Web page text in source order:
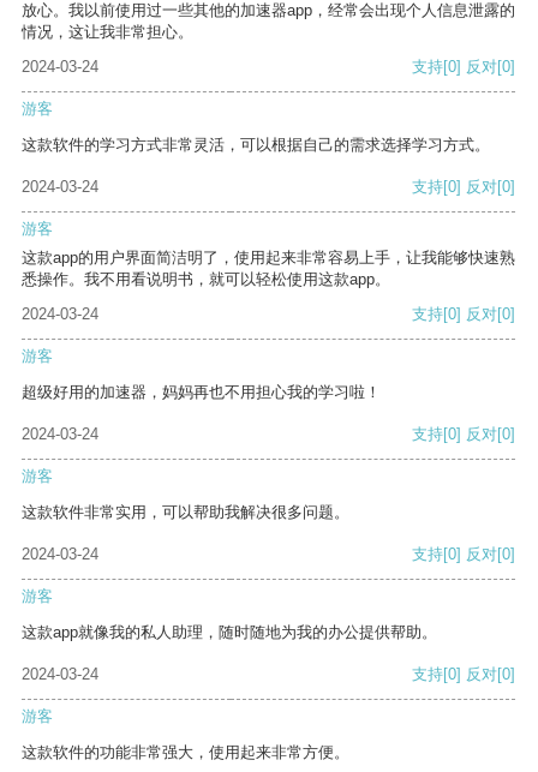
放心。我以前使用过一些其他的加速器app，经常会出现个人信息泄露的
情况，这让我非常担心。
2024-03-24
支持[0] 反对[0]
游客
这款软件的学习方式非常灵活，可以根据自己的需求选择学习方式。
2024-03-24 支持[0] 反对[0]
游客
这款app的用户界面简洁明了，使用起来非常容易上手，让我能够快速熟
悉操作。我不用看说明书，就可以轻松使用这款app。
2024-03-24
支持[0] 反对[0]
游客
超级好用的加速器，妈妈再也不用担心我的学习啦！
2024-03-24 支持[0] 反对[0]
游客
这款软件非常实用，可以帮助我解决很多问题。
2024-03-24 支持[0] 反对[0]
游客
这款app就像我的私人助理，随时随地为我的办公提供帮助。
2024-03-24 支持[0] 反对[0]
游客
这款软件的功能非常强大，使用起来非常方便。